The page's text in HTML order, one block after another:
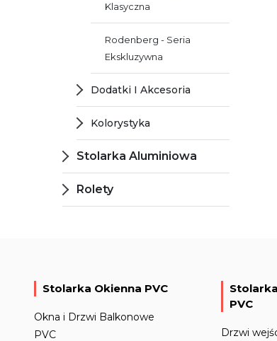
Klasyczna
Rodenberg - Seria
Ekskluzywna
Dodatki I Akcesoria
Kolorystyka
Stolarka Aluminiowa
Rolety
Stolarka Okienna PVC
Okna i Drzwi Balkonowe
PVC
PVC
Drzwi